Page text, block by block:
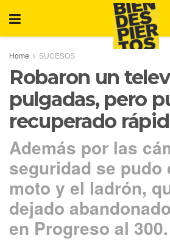
Home SUCESOS
Robaron un
pulgadas, pero
recuperado
Además por las
seguridad se pudo
moto y el ladrón,
dejado
en Progreso al 300.